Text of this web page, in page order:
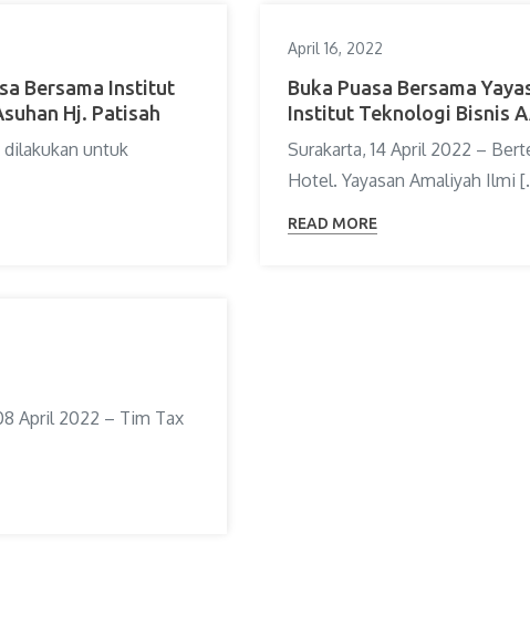
Bersama Institut
Hj. Patisah
dilakukan untuk
April 16, 2022
Buka Puasa Bersama
Institut Teknologi Bisnis
Surakarta, 14 April 2022 –
Hotel. Yayasan Amaliyah Ilmi
READ MORE
April 2022 – Tim Tax